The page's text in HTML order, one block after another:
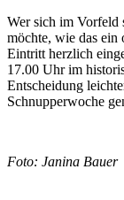
Wer sich im Vorfeld
möchte, wie das ein
Eintritt herzlich
17.00 Uhr im
Entscheidung
Schnupperwoche
Foto: Janina Bauer